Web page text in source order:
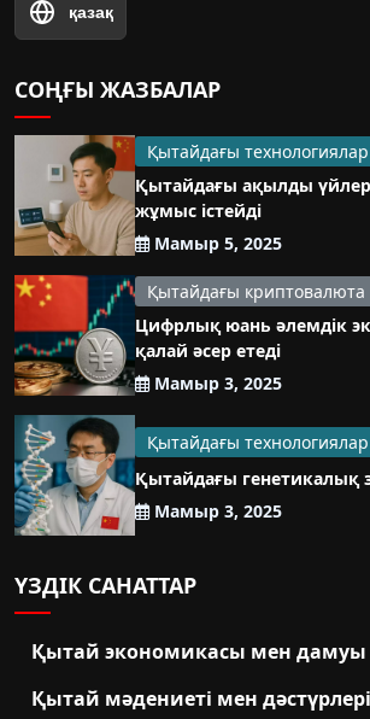
қазақ
СОҢҒЫ ЖАЗБАЛАР
Қытайдағы технологиялар
Қытайдағы ақылды
жұмыс істейді
Мамыр 5, 2025
Қытайдағы криптовалюта
Цифрлық юань әлемдік
қалай әсер етеді
Мамыр 3, 2025
Қытайдағы технологиялар
Қытайдағы генетикалық
Мамыр 3, 2025
ҮЗДІК САНАТТАР
Қытай экономикасы мен дамуы
Қытай мәдениеті мен дәстүрлері